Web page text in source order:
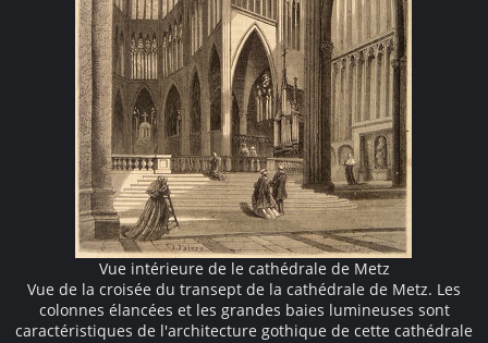
Vue intérieure de le cathédrale de Metz
Vue de la croisée du transept de la cathédrale de Metz. Les
colonnes élancées et les grandes baies lumineuses sont
caractéristiques de l'architecture gothique de cette cathédrale